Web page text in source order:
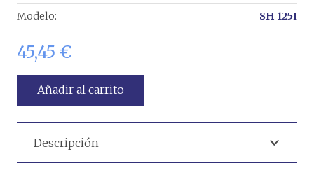
45,45 €
Añadir al carrito
Modelo:
SH 125I
Descripción